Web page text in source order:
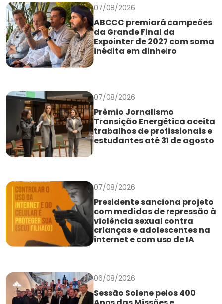
07/08/2026
ABCCC premiará campeões
da Grande Final da
Expointer de 2027 com soma
inédita em dinheiro
07/08/2026
Prêmio Jornalismo
Transição Energética aceita
trabalhos de profissionais e
estudantes até 31 de agosto
07/08/2026
Presidente sanciona projeto
com medidas de repressão à
violência sexual contra
crianças e adolescentes na
internet e com uso de IA
06/08/2026
Sessão Solene pelos 400